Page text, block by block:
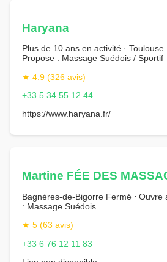
Haryana
Plus de 10 ans en activité ·
Propose : Massage Suédois / Sportif
★ 4.9 (326 avis)
+33 5 34 55 12 44
https://www.haryana.fr/
Martine FÉE DES
Bagnères-de-Bigorre Fermé ⋅
: Massage Suédois
★ 5 (63 avis)
+33 6 76 12 11 83